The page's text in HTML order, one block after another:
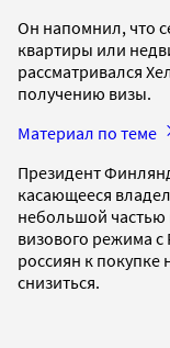
Он напомнил, что
квартиры или
рассматривался
получению визы.
Материал по теме
Президент
касающееся
небольшой
визового режима с
россиян к
снизиться.